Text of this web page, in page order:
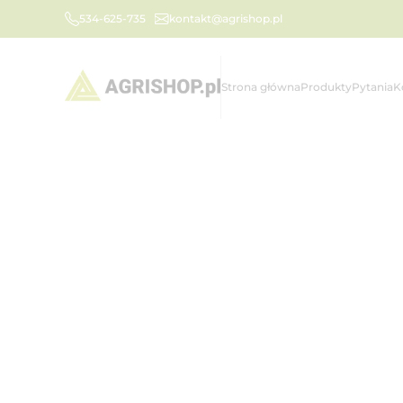
534-625-735 kontakt@agrishop.pl
Strona głównaProduktyPytania